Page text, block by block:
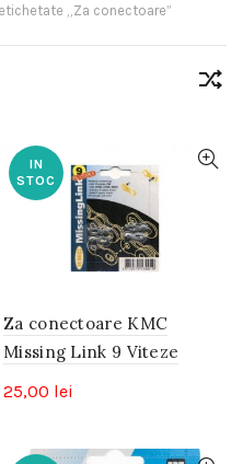
„Za conectoare”
IN
STOC
Za conectoare KMC
Missing Link 9 Viteze
25,00 lei